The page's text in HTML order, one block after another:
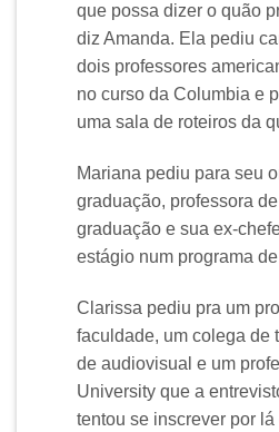
que possa dizer o quão
diz Amanda. Ela pediu
dois professores
no curso da Columbia e
uma sala de roteiros da
Mariana pediu para seu
graduação, professora
graduação e sua ex-
estágio num programa
Clarissa pediu pra um
faculdade, um colega de
de audiovisual e um
University que a
tentou se inscrever por lá